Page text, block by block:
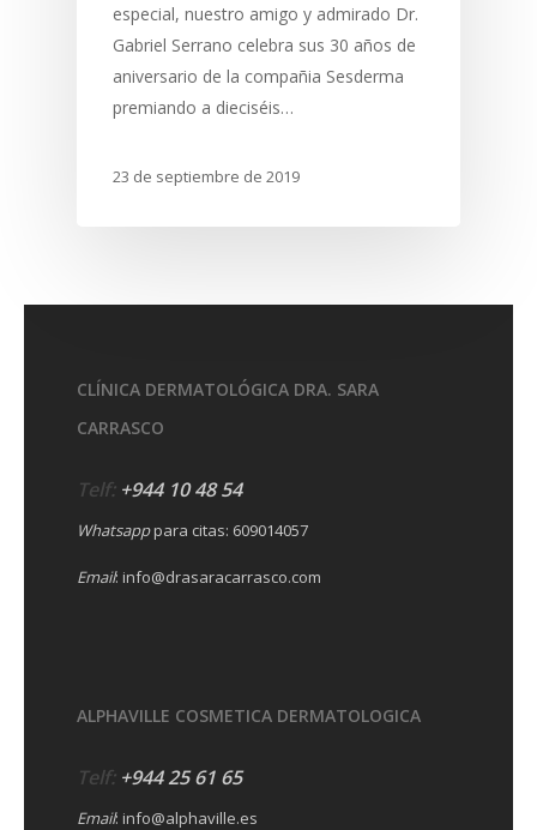
especial, nuestro amigo y admirado Dr.
Gabriel Serrano celebra sus 30 años de
aniversario de la compañia Sesderma
premiando a dieciséis…
23 de septiembre de 2019
CLÍNICA DERMATOLÓGICA DRA. SARA
CARRASCO
Telf: +944 10 48 54
Whatsapppara citas: 609014057
Email: info@drasaracarrasco.com
ALPHAVILLE COSMETICA DERMATOLOGICA
Telf: +944 25 61 65
Email: info@alphaville.es
DERMATOLOGÍA ESTÉTICA